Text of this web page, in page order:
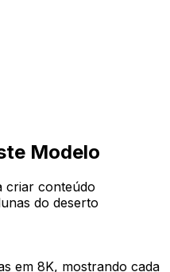
Modelo
criar conteúdo
do deserto
em 8K, mostrando cada